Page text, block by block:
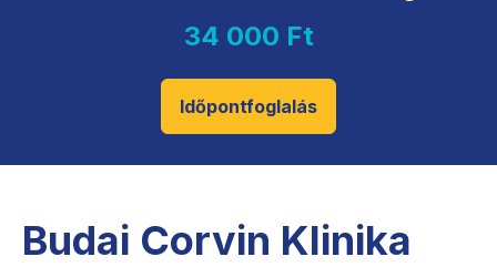
34 000 Ft
Időpontfoglalás
Budai Corvin Klinika